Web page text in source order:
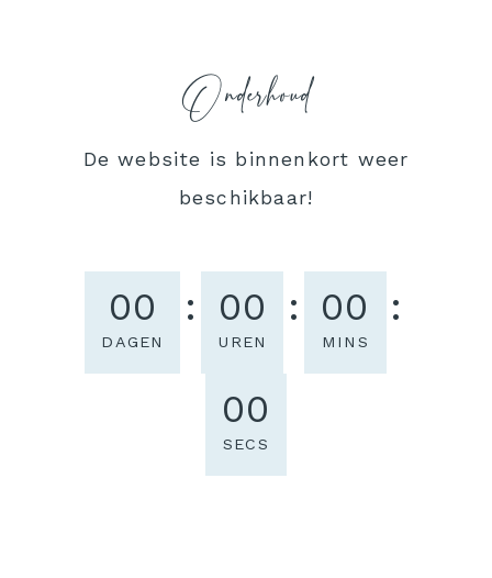
Onderhoud
De website is binnenkort weer
beschikbaar!
00
DAGEN
: 00
UREN
: 00
MINS
:
00
SECS